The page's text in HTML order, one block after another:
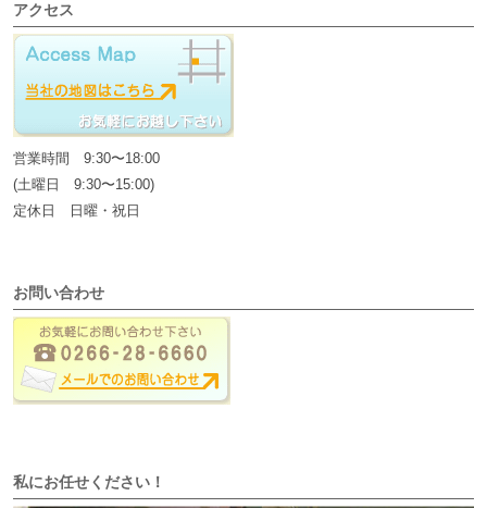
アクセス
営業時間 9:30〜18:00
(土曜日 9:30〜15:00)
定休日 日曜・祝日
お問い合わせ
私にお任せください！